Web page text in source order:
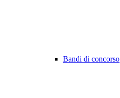
Bandi di concorso